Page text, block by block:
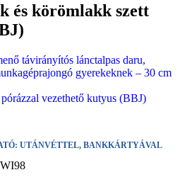
és körömlakk szett
távirányítós lánctalpas daru,
gyerekeknek – 30 cm
vezethető kutyus (BBJ)
UTÁNVÉTTEL, BANKKÁRTYÁVAL